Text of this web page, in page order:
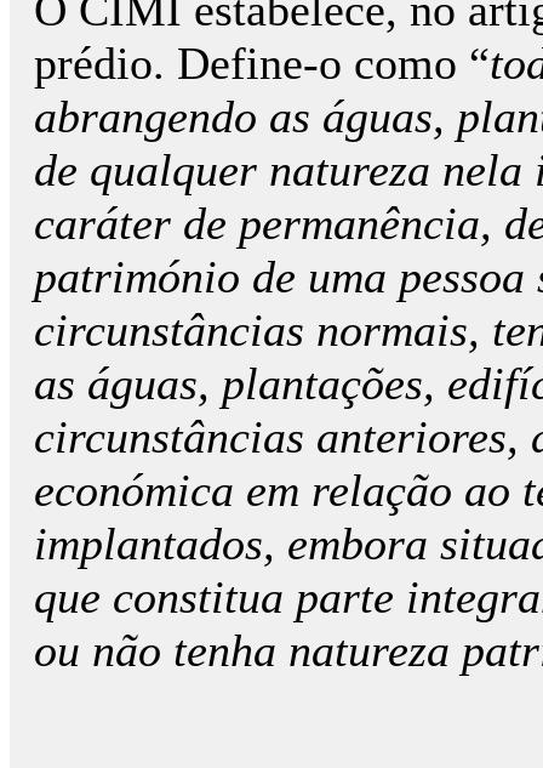
prédio. Define-o como “
abrangendo as águas,
de qualquer natureza nela
caráter de permanência,
património de uma
circunstâncias normais,
as águas, plantações,
circunstâncias anteriores,
económica em relação ao
implantados, embora
que constitua parte
ou não tenha natureza